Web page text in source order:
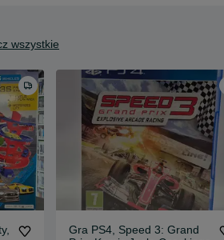
wszystkie
Gra PS4, Speed 3: Grand